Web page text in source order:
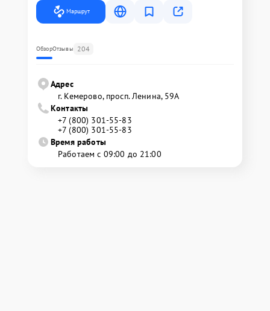
Маршрут
ОбзорОтзывы 204
Адрес
г. Кемерово, просп. Ленина, 59А
Контакты
+7 (800) 301-55-83
+7 (800) 301-55-83
Время работы
Работаем с 09:00 до 21:00